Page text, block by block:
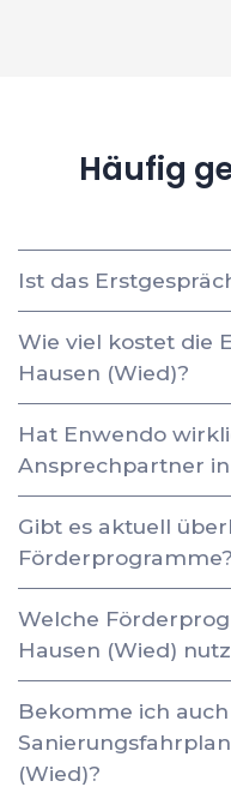
Häufig
Ist das
Wie viel kostet die
Hausen (Wied)?
Hat Enwendo
Ansprechpartner
Gibt es aktuell
Förderprogramme?
Welche
Hausen (Wied)
Bekomme ich
(Wied)?